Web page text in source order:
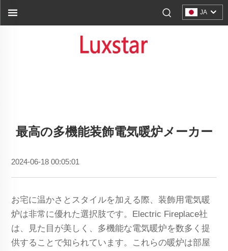
JA
最高の多機能装飾電気暖炉メーカー
2024-06-18 00:05:01
お宅に温かさとスタイルを加える際、装飾用電気暖
炉は非常に優れた選択肢です。Electric Fireplace社
は、見た目が美しく、多機能な電気暖炉を数多く提
供することで知られています。これらの暖炉は部屋